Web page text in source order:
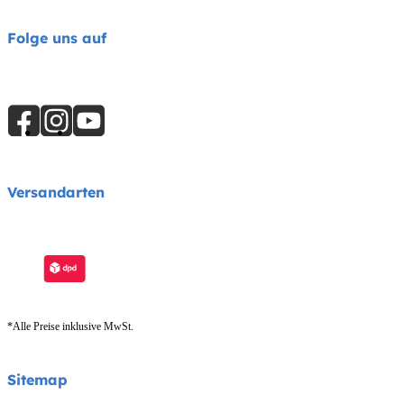
Folge uns auf
Versandarten
*Alle Preise inklusive MwSt.
Sitemap